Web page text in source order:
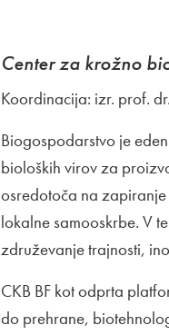
Center za krožno
Koordinacija: izr. prof.
Biogospodarstvo je
bioloških virov za
osredotoča na
lokalne samooskrbe. V
združevanje trajnosti,
CKB BF kot odprta
do prehrane,